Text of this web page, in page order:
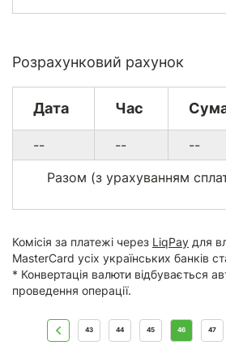
Розрахунковий рахунок
Дата Час
-- -- --
Разом (з урахуванням
Комісія за платежі через LiqPay для
MasterCard усіх українських банків
* Конвертація валюти відбувається
проведення операції.
43 44 45 46 47